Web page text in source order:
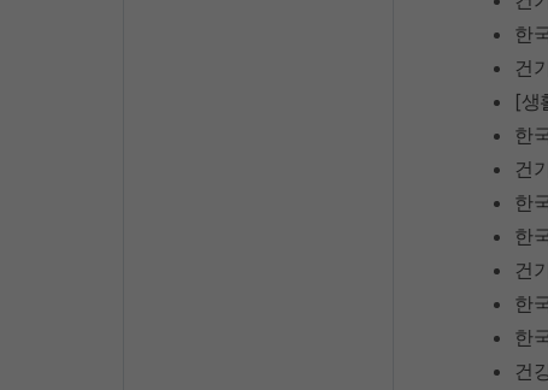
한
건
[생
한
건
한
한
건
한
한
건